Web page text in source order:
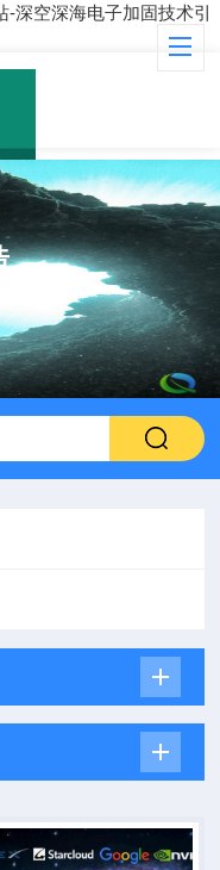
-深空深海电子加固技术引